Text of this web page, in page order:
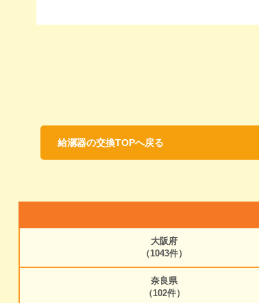
給湯器の交換TOPへ戻る
大阪府
（1043件）
奈良県
（102件）